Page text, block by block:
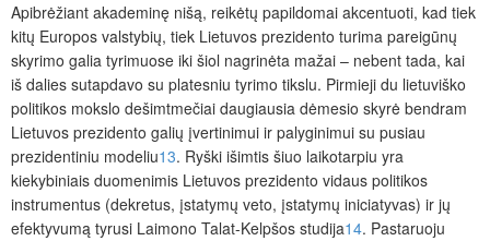
Apibrėžiant akademinę nišą, reikėtų papildomai akcentuoti, kad tiek
kitų Europos valstybių, tiek Lietuvos prezidento turima pareigūnų
skyrimo galia tyrimuose iki šiol nagrinėta mažai – nebent tada, kai
iš dalies sutapdavo su platesniu tyrimo tikslu. Pirmieji du lietuviško
politikos mokslo dešimtmečiai daugiausia dėmesio skyrė bendram
Lietuvos prezidento galių įvertinimui ir palyginimui su pusiau
prezidentiniu modeliu13. Ryški išimtis šiuo laikotarpiu yra
kiekybiniais duomenimis Lietuvos prezidento vidaus politikos
instrumentus (dek­retus, įstatymų veto, įstatymų iniciatyvas) ir jų
efektyvumą tyrusi Laimono Talat-Kelpšos studija14. Pastaruoju